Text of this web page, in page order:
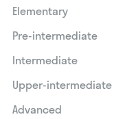
Elementary
Pre-intermediate
Intermediate
Upper-intermediate
Advanced